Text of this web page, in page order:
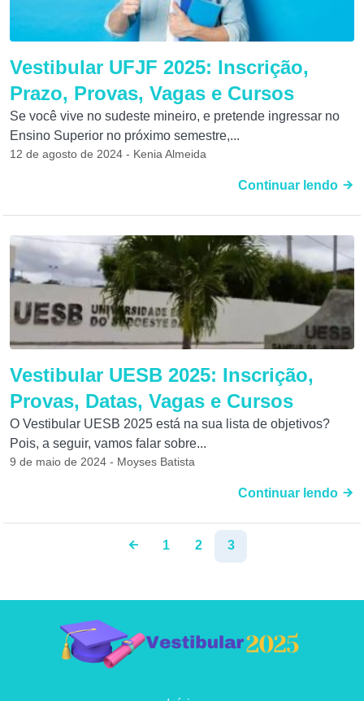
Vestibular UFJF 2025: Inscrição,
Prazo, Provas, Vagas e Cursos
Se você vive no sudeste mineiro, e pretende ingressar no
Ensino Superior no próximo semestre,...
12 de agosto de 2024 - Kenia Almeida
Continuar lendo
Vestibular UESB 2025: Inscrição,
Provas, Datas, Vagas e Cursos
O Vestibular UESB 2025 está na sua lista de objetivos?
Pois, a seguir, vamos falar sobre...
9 de maio de 2024 - Moyses Batista
Continuar lendo
1 2 3